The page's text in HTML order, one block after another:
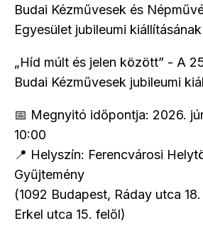
Budai Kézművesek és
Egyesület jubileumi
„Híd múlt és jelen között” - A
Budai Kézművesek jubileumi
📅 Megnyitó időpontja: 2026.
10:00
📍 Helyszín: Ferencvárosi
Gyűjtemény
(1092 Budapest, Ráday utca
Erkel utca 15. felől)